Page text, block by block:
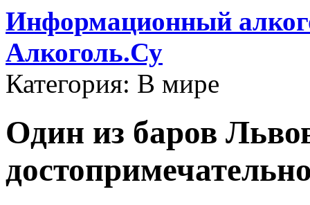
Информационный
Алкоголь.Су
Категория: В мире
Один из баров